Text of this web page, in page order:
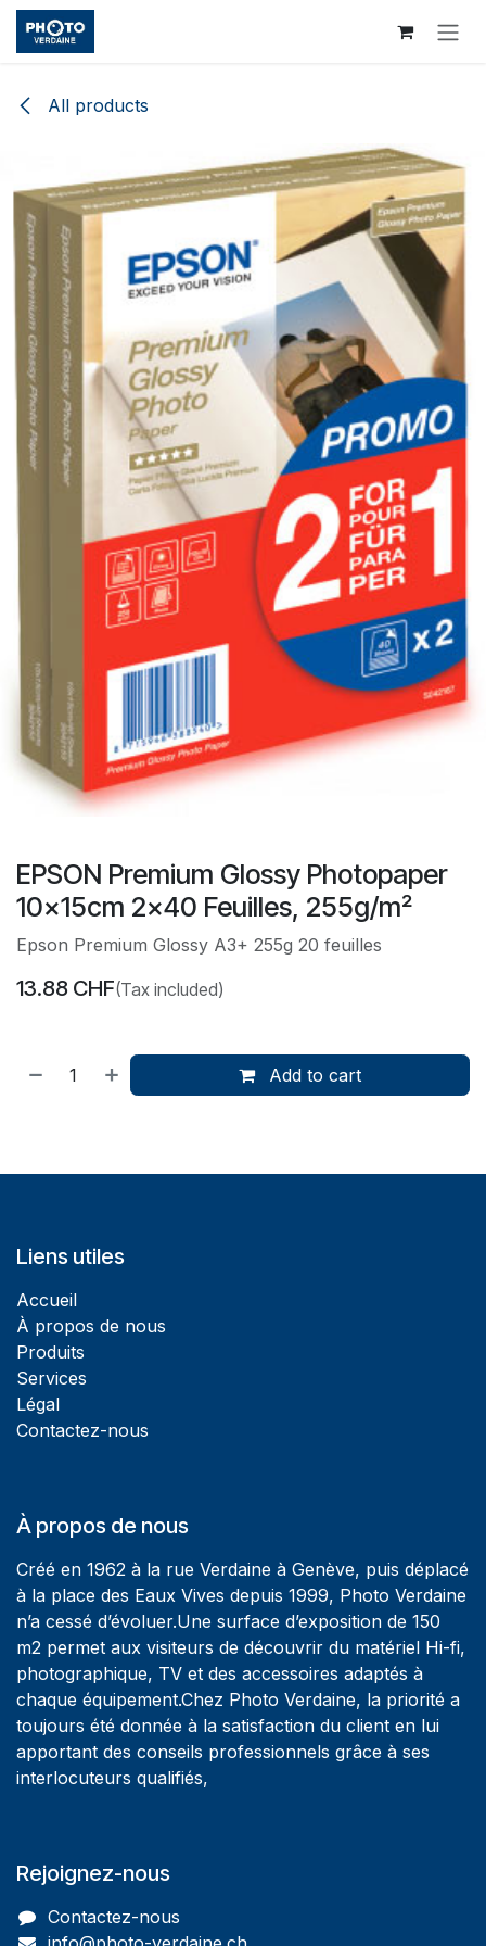
Skip to Content
All products
EPSON Premium Glossy Photopaper
10x15cm 2x40 Feuilles, 255g/m²
Epson Premium Glossy A3+ 255g 20 feuilles
13.88 CHF(Tax included)
Add to cart
Liens utiles
Accueil
À propos de nous
Produits
Services
Légal
Contactez-nous
À propos de nous
Créé en 1962 à la rue Verdaine à Genève, puis déplacé
à la place des Eaux Vives depuis 1999, Photo Verdaine
n’a cessé d’évoluer.Une surface d’exposition de 150
m2 permet aux visiteurs de découvrir du matériel Hi-fi,
photographique, TV et des accessoires adaptés à
chaque équipement.Chez Photo Verdaine, la priorité a
toujours été donnée à la satisfaction du client en lui
apportant des conseils professionnels grâce à ses
interlocuteurs qualifiés,
Rejoignez-nous
Contactez-nous